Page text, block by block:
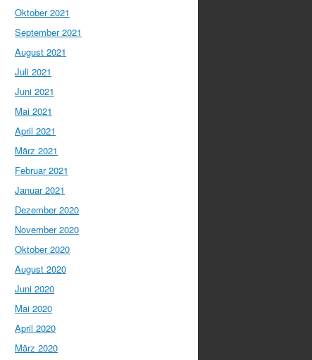
Oktober 2021
September 2021
August 2021
Juli 2021
Juni 2021
Mai 2021
April 2021
März 2021
Februar 2021
Januar 2021
Dezember 2020
November 2020
Oktober 2020
August 2020
Juni 2020
Mai 2020
April 2020
März 2020